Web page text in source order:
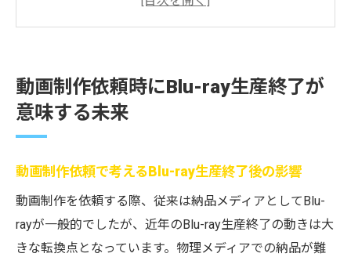
策
生産終了なぜ起きたかと動画制作依頼の現
ブルーレイ生産終了今後の依頼方法の要点
安全なダウンロード納品へ移行する際の要点を
解説
動画制作依頼後の安全なダウンロード納品
動画制作依頼時にBlu-ray生産終了が
意味する未来
動画制作依頼で考えるBlu-ray生産終了後の影響
動画制作を依頼する際、従来は納品メディアとしてBlu-
rayが一般的でしたが、近年のBlu-ray生産終了の動きは大
きな転換点となっています。物理メディアでの納品が難